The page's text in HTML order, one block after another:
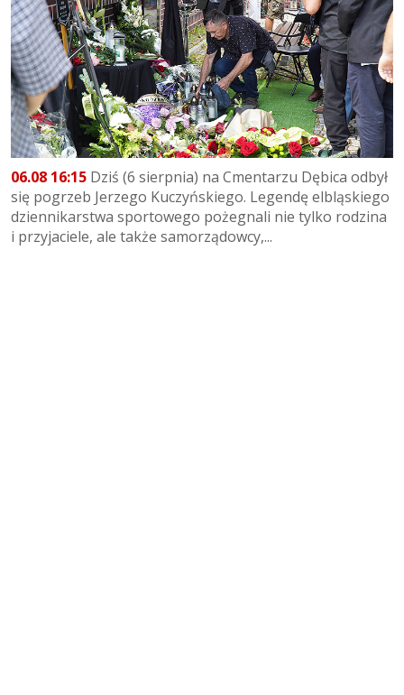
06.08 16:15 Dziś (6 sierpnia) na Cmentarzu Dębica odbył
się pogrzeb Jerzego Kuczyńskiego. Legendę elbląskiego
dziennikarstwa sportowego pożegnali nie tylko rodzina
i przyjaciele, ale także samorządowcy,...